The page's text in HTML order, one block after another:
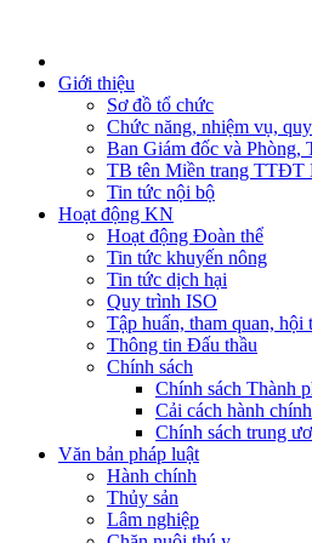
Giới thiệu
Sơ đồ tổ chức
Chức năng, nhiệm vụ,
Ban Giám đốc và Phòng,
TB tên Miền trang TTĐT
Tin tức nội bộ
Hoạt động KN
Hoạt động Đoàn thể
Tin tức khuyến nông
Tin tức dịch hại
Quy trình ISO
Tập huấn, tham quan, hội
Thông tin Đấu thầu
Chính sách
Chính sách Thành
Cải cách hành chính
Chính sách trung
Văn bản pháp luật
Hành chính
Thủy sản
Lâm nghiệp